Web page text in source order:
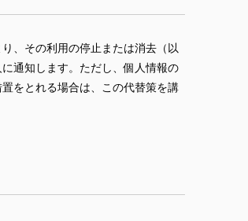
、その利用の停止または消去（以
通知します。ただし、個人情報の
をとれる場合は、この代替策を講